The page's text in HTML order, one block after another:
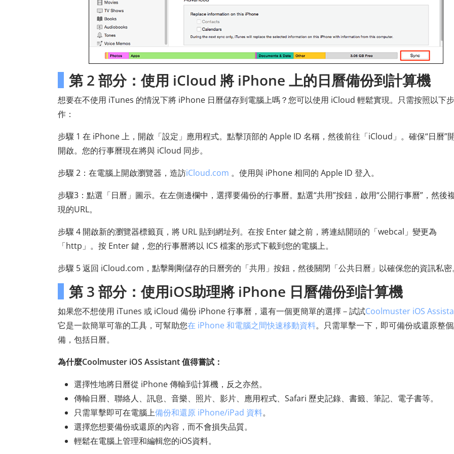
第 2 部分：使用 iCloud 將 iPhone 上的日曆備份到計算機
想要在不使用 iTunes 的情況下將 iPhone 日曆儲存到電腦上嗎？您可以使用 iCloud 輕鬆實現。只需按照以下
作：
步驟 1 在 iPhone 上，開啟「設定」應用程式。點擊頂部的 Apple ID 名稱，然後前往「iCloud」。確保“日曆”
開啟。您的行事曆現在將與 iCloud 同步。
步驟 2：在電腦上開啟瀏覽器，造訪iCloud.com 。使用與 iPhone 相同的 Apple ID 登入。
步驟3：點選「日曆」圖示。在左側邊欄中，選擇要備份的行事曆。點選“共用”按鈕，啟用“公開行事曆”，然後
現的URL。
步驟 4 開啟新的瀏覽器標籤頁，將 URL 貼到網址列。在按 Enter 鍵之前，將連結開頭的「webcal」變更為
「http」。按 Enter 鍵，您的行事曆將以 ICS 檔案的形式下載到您的電腦上。
步驟 5 返回 iCloud.com，點擊剛剛儲存的日曆旁的「共用」按鈕，然後關閉「公共日曆」以確保您的資訊私密。
第 3 部分：使用iOS助理將 iPhone 日曆備份到計算機
如果您不想使用 iTunes 或 iCloud 備份 iPhone 行事曆，還有一個更簡單的選擇－試試Coolmuster iOS
它是一款簡單可靠的工具，可幫助您在 iPhone 和電腦之間快速移動資料。只需單擊一下，即可備份或還原整
備，包括日曆。
為什麼Coolmuster iOS Assistant 值得嘗試：
選擇性地將日曆從 iPhone 傳輸到計算機，反之亦然。
傳輸日曆、聯絡人、訊息、音樂、照片、影片、應用程式、Safari 歷史記錄、書籤、筆記、電子書等。
只需單擊即可在電腦上備份和還原 iPhone/iPad 資料。
選擇您想要備份或還原的內容，而不會損失品質。
輕鬆在電腦上管理和編輯您的iOS資料。